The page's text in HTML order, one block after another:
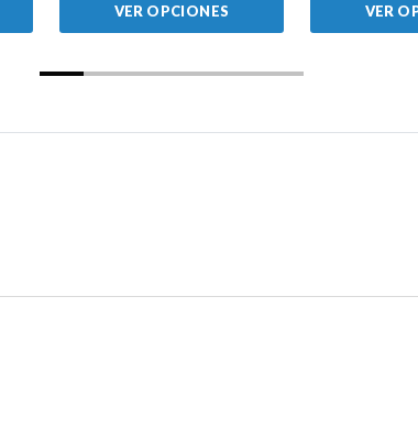
VER OPCIONES VER